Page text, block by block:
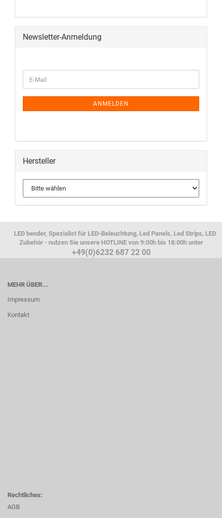
Newsletter-Anmeldung
ANMELDEN
Hersteller
LED bender, Spezialist für LED-Beleuchtung, Led Panels, Led Strips, LED
Zubehör - nutzen Sie unsere HOTLINE von 9:00h bis 18:00h unter
+49(0)6232 687 22 00
MEHR ÜBER...
Impressum
Kontakt
Rechtliches:
AGB